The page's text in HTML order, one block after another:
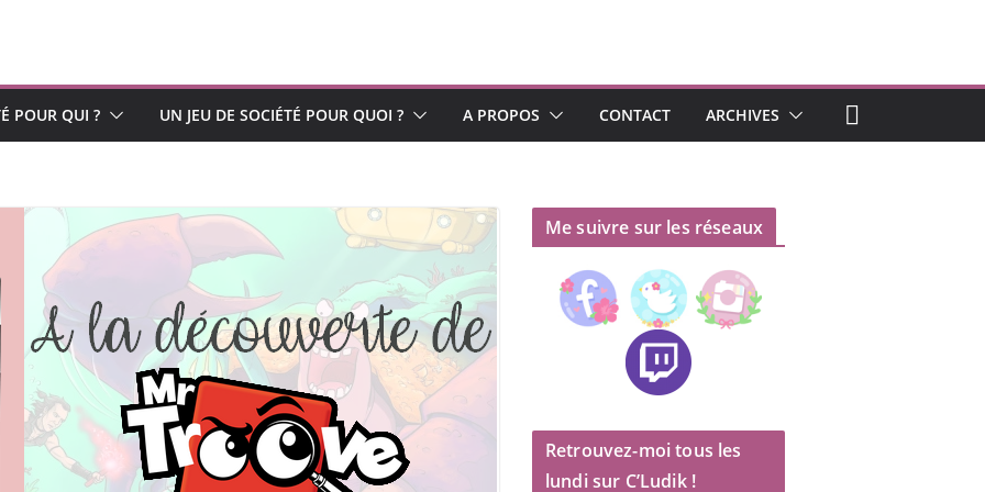
POUR QUI ? UN JEU DE SOCIÉTÉ POUR QUOI ? A PROPOS CONTACT ARCHIVES
Me suivre sur les réseaux
Retrouvez-moi tous les
lundi sur C’Ludik !